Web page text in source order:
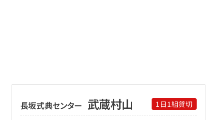
長坂式典センター 武蔵村山 1日1組貸切